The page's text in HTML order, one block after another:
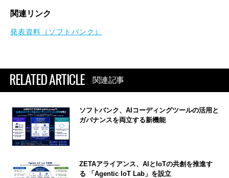
関連リンク
発表資料（ソフトバンク）
RELATED ARTICLE 関連記事
ソフトバンク、AIコーディングツールの活用と
ガバナンスを両立する新機能
ZETAアライアンス、AIとIoTの共創を推進す
る 「Agentic IoT Lab」を設立